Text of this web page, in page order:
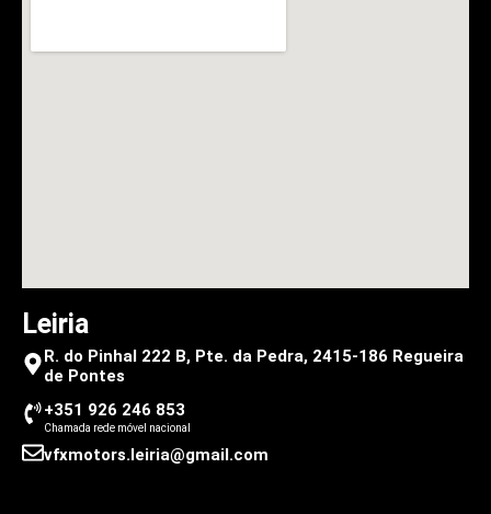
Leiria
R. do Pinhal 222 B, Pte. da Pedra, 2415-186 Regueira
de Pontes
+351 926 246 853
Chamada rede móvel nacional
vfxmotors.leiria@gmail.com